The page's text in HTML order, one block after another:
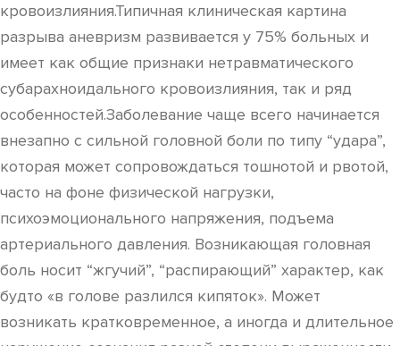
кровоизлияния.Типичная клиническая картина
разрыва аневризм развивается у 75% больных и
имеет как общие признаки нетравматического
субарахноидального кровоизлияния, так и ряд
особенностей.Заболевание чаще всего начинается
внезапно с сильной головной боли по типу “удара”,
которая может сопровождаться тошнотой и рвотой,
часто на фоне физической нагрузки,
психоэмоционального напряжения, подъема
артериального давления. Возникающая головная
боль носит “жгучий”, “распирающий” характер, как
будто «в голове разлился кипяток». Может
возникать кратковременное, а иногда и длительное